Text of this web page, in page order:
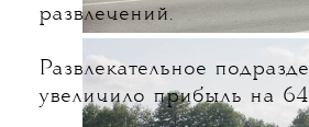
развлечений.
Развлекательное
увеличило прибыль на